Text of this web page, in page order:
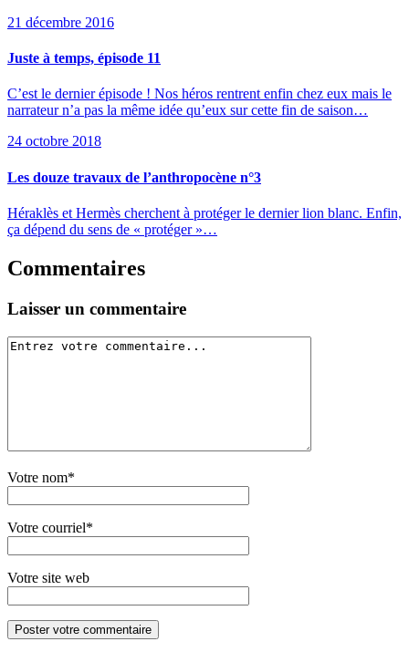
21 décembre 2016
Juste à temps, épisode 11
C’est le dernier épisode ! Nos héros rentrent enfin chez eux mais le
narrateur n’a pas la même idée qu’eux sur cette fin de saison…
24 octobre 2018
Les douze travaux de l’anthropocène n°3
Héraklès et Hermès cherchent à protéger le dernier lion blanc. Enfin,
ça dépend du sens de « protéger »…
Commentaires
Laisser un commentaire
Votre nom*
Votre courriel*
Votre site web